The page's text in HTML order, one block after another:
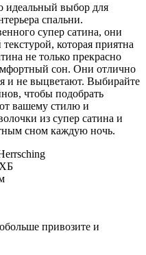
идеальный выбор для
спальни.
супер сатина, они
которая приятна
не только прекрасно
сон. Они отлично
и не выцветают. Выбирайте
чтобы подобрать
вашему стилю и
из супер сатина и
сном каждую ночь.
привозите и